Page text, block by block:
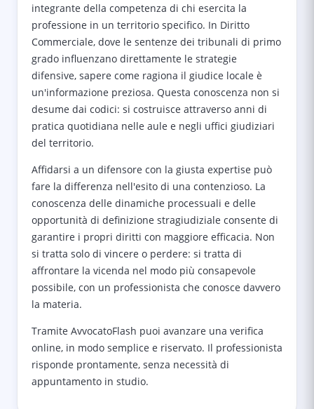
integrante della competenza di chi esercita la
professione in un territorio specifico. In Diritto
Commerciale, dove le sentenze dei tribunali di primo
grado influenzano direttamente le strategie
difensive, sapere come ragiona il giudice locale è
un'informazione preziosa. Questa conoscenza non si
desume dai codici: si costruisce attraverso anni di
pratica quotidiana nelle aule e negli uffici giudiziari
del territorio.
Affidarsi a un difensore con la giusta expertise può
fare la differenza nell'esito di una contenzioso. La
conoscenza delle dinamiche processuali e delle
opportunità di definizione stragiudiziale consente di
garantire i propri diritti con maggiore efficacia. Non
si tratta solo di vincere o perdere: si tratta di
affrontare la vicenda nel modo più consapevole
possibile, con un professionista che conosce davvero
la materia.
Tramite AvvocatoFlash puoi avanzare una verifica
online, in modo semplice e riservato. Il professionista
risponde prontamente, senza necessità di
appuntamento in studio.